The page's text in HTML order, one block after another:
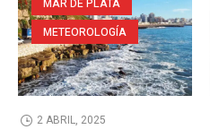
MAR DE PLATA
METEOROLOGÍA
2 ABRIL, 2025